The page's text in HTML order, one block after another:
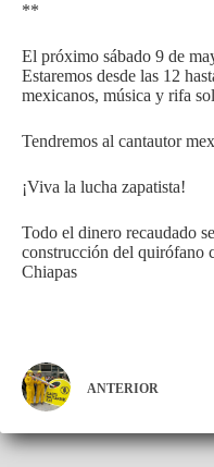
**
El próximo sábado 9 de
Estaremos desde las 12
mexicanos, música y rifa
Tendremos al cantautor
¡Viva la lucha zapatista!
Todo el dinero recaudado
construcción del quirófano
Chiapas
ANTERIOR